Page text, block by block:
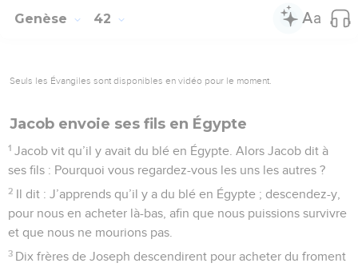
Genèse 42
Seuls les Évangiles sont disponibles en vidéo pour le moment.
Jacob envoie ses fils en Égypte
1 Jacob vit qu’il y avait du blé en Égypte. Alors Jacob dit à
ses fils : Pourquoi vous regardez-vous les uns les autres ?
2 Il dit : J’apprends qu’il y a du blé en Égypte ; descendez-y,
pour nous en acheter là-bas, afin que nous puissions survivre
et que nous ne mourions pas.
3 Dix frères de Joseph descendirent pour acheter du froment